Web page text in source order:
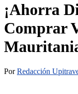
¡Ahorra
Comprar
PorRedacción